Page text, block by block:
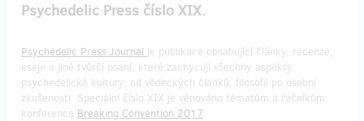
Psychedelic Press číslo XIX.
Psychedelic Press Journal je publikace obsahující články, recenze,
eseje a jiné tvůrčí psaní, které zachycují všechny aspekty
psychedelické kultury, od vědeckých článků, filosofii po osobní
zkušenosti. Speciální číslo XIX je věnováno tématům a řečníkům
konference Breaking Convention 2017.